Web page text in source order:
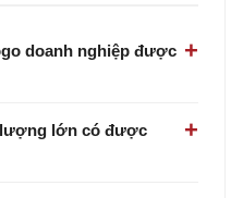
doanh nghiệp được
lượng lớn có được